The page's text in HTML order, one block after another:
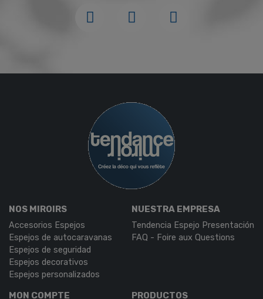
NOS MIROIRS
Accesorios Espejos
Espejos de autocaravanas
Espejos de seguridad
Espejos decorativos
Espejos personalizados
NUESTRA EMPRESA
Tendencia Espejo Presentación
FAQ - Foire aux Questions
MON COMPTE PRODUCTOS